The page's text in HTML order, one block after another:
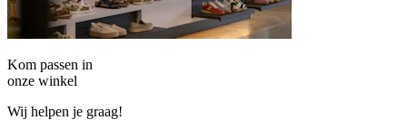
Kom passen in
onze winkel
Wij helpen je graag!